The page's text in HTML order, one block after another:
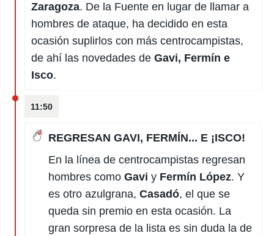
Zaragoza. De la Fuente en lugar de llamar a
hombres de ataque, ha decidido en esta
ocasión suplirlos con más centrocampistas,
de ahí las novedades de Gavi, Fermín e
Isco.
11:50
REGRESAN GAVI, FERMÍN... E ¡ISCO!
En la línea de centrocampistas regresan
hombres como Gavi y Fermín López. Y
es otro azulgrana, Casadó, el que se
queda sin premio en esta ocasión. La
gran sorpresa de la lista es sin duda la de